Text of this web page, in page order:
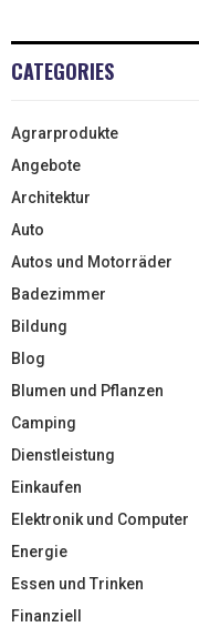
CATEGORIES
Agrarprodukte
Angebote
Architektur
Auto
Autos und Motorräder
Badezimmer
Bildung
Blog
Blumen und Pflanzen
Camping
Dienstleistung
Einkaufen
Elektronik und Computer
Energie
Essen und Trinken
Finanziell